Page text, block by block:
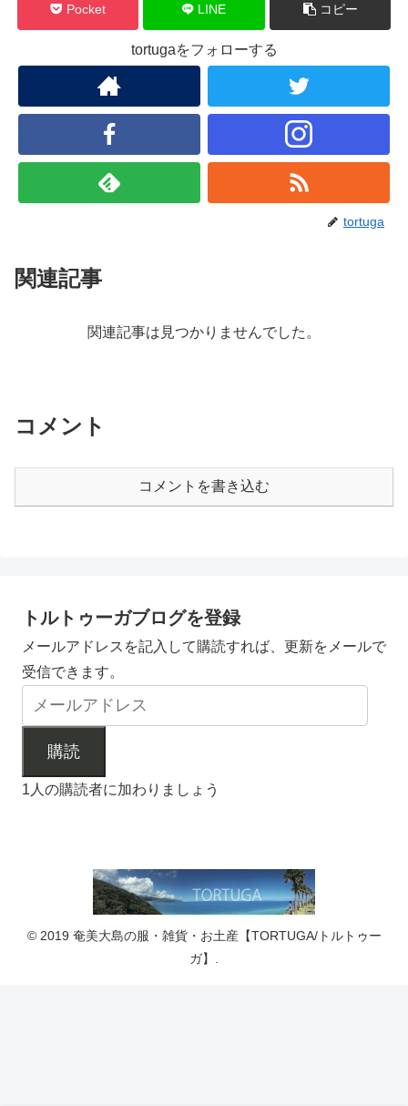
Pocket LINE コピー
tortugaをフォローする
tortuga
関連記事
関連記事は見つかりませんでした。
コメント
コメントを書き込む
トルトゥーガブログを登録
メールアドレスを記入して購読すれば、更新をメールで
受信できます。
購読
1人の購読者に加わりましょう
© 2019 奄美大島の服・雑貨・お土産【TORTUGA/トルトゥー
ガ】.